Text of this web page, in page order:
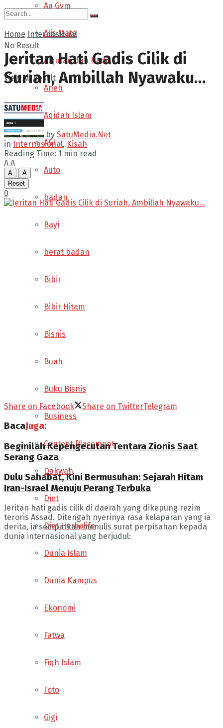
Aa Gym
Alis Mata
Alquran dan Hadist
Aneh
Aqidah Islam
ASI
Auto
badan
Bayi
berat badan
Bibir
Bibir Hitam
Bisnis
Buah
Buku Bisnis
Business
Content Placement
Dakwah
Diet
Diet Herbalife
Dunia Islam
Dunia Kampus
Ekonomi
Fatwa
Fiqh Islam
Foto
Gigi
No Result
View All Result
Home Internasional
Jeritan Hati Gadis Cilik di
Suriah, Ambillah Nyawaku…
by SatuMedia.Net
in
Internasional, Kisah
Reading Time: 1 min read
A A
A
A
Reset
0
Share on Facebook Share on TwitterTelegram
BacaJuga:
Beginilah Kepengecutan Tentara Zionis Saat
Serang Gaza
Dulu Sahabat, Kini Bermusuhan: Sejarah Hitam
Iran-Israel Menuju Perang Terbuka
Jeritan hati gadis cilik di daerah yang dikepung rezim
teroris Assad. Ditengah nyerinya rasa kelaparan yang ia
derita, ia sempatkan menulis surat perpisahan kepada
dunia internasional yang berjudul: